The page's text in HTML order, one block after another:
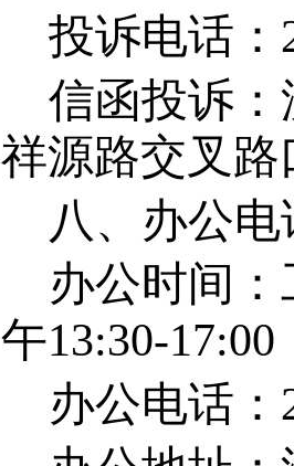
投诉电话：
信函投诉：
祥源路交叉路
八、办公电
办公时间：
午13:30-17:00
办公电话：